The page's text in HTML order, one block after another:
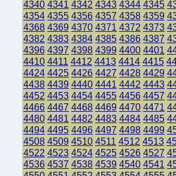
4340 4341 4342 4343 4344 4345
4354 4355 4356 4357 4358 4359
4368 4369 4370 4371 4372 4373
4382 4383 4384 4385 4386 4387
4396 4397 4398 4399 4400 4401
4410 4411 4412 4413 4414 4415
4424 4425 4426 4427 4428 4429
4438 4439 4440 4441 4442 4443
4452 4453 4454 4455 4456 4457
4466 4467 4468 4469 4470 4471
4480 4481 4482 4483 4484 4485
4494 4495 4496 4497 4498 4499
4508 4509 4510 4511 4512 4513
4522 4523 4524 4525 4526 4527
4536 4537 4538 4539 4540 4541